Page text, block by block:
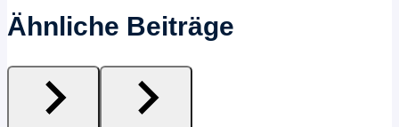
Ähnliche Beiträge